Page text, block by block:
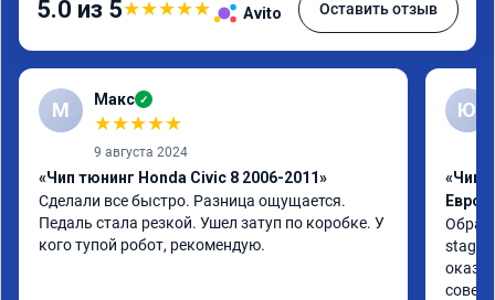
5.0 из 5★★★★★ Avito Оставить отзыв
М Макс ✓
★★★★★
9 августа 2024
«Чип тюнинг Honda Civic 8 2006-2011»
Сделали все быстро. Разница ощущается.
Педаль стала резкой. Ушел затуп по коробке. У
кого тупой робот, рекомендую.
Ю
«Чип
Евро
stage